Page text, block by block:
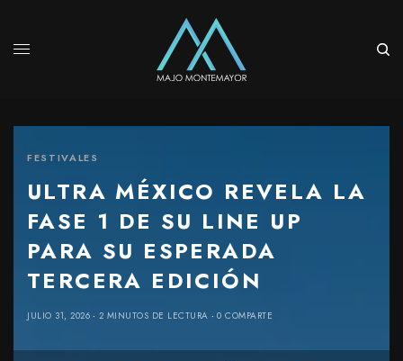
FESTIVALES
ULTRA MÉXICO REVELA LA
FASE 1 DE SU LINE UP
PARA SU ESPERADA
TERCERA EDICIÓN
JULIO 31, 2026 2 MINUTOS DE LECTURA 0 COMPARTE